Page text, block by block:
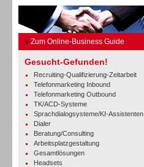
» Zum Online-Business Guide
Gesucht-Gefunden!
Recruiting-Qualifizierung-Zeitarbeit
Telefonmarketing Inbound
Telefonmarketing Outbound
TK/ACD-Systeme
Sprachdialogsysteme/KI-Assistenten
Dialer
Beratung/Consulting
Arbeitsplatzgestaltung
Gesamtlösungen
Headsets